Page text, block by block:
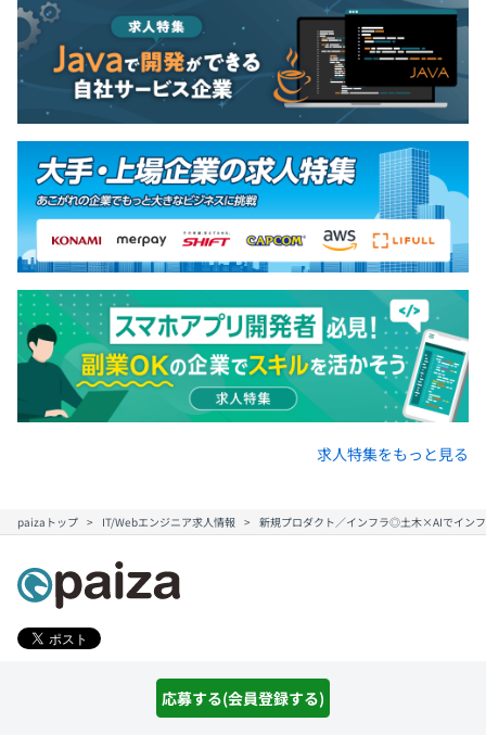
応募する(会員登録する)
求人特集をもっと見る
paizaトップ IT/Webエンジニア求人情報 新規プロダクト／インフラ◎土木×AIでイン